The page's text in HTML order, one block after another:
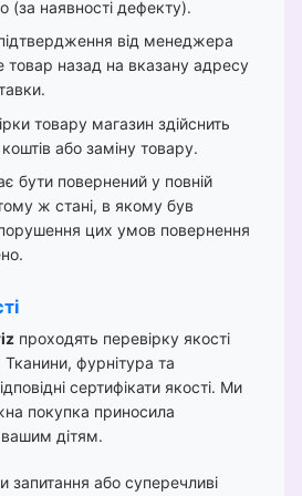
(за наявності дефекту).
від менеджера
товар назад на вказану адресу
товару магазин здійснить
або заміну товару.
бути повернений у повній
ж стані, в якому був
цих умов повернення
проходять перевірку якості
фурнітура та
сертифікати якості. Ми
покупка приносила
дітям.
запитання або суперечливі